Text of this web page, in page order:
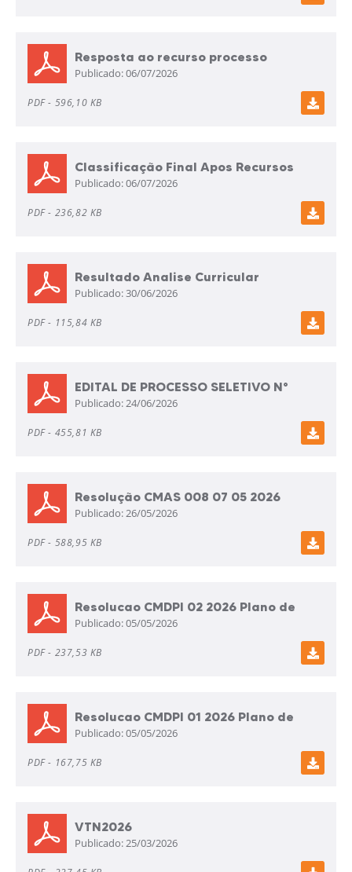
Resposta ao recurso processo
seletivo 01 2026
Publicado:06/07/2026
PDF - 596,10 KB
Classificação Final Apos Recursos
processo seletivo 01 2026
Publicado:06/07/2026
PDF - 236,82 KB
Resultado Analise Curricular
PROCESSO SELETIVO PÚBLICO
Publicado:30/06/2026
PDF - 115,84 KB
EDITAL DE PROCESSO SELETIVO N°
001/2026
Publicado:24/06/2026
PDF - 455,81 KB
Resolução CMAS 008 07 05 2026
Publicado:26/05/2026
PDF - 588,95 KB
Resolucao CMDPI 02 2026 Plano de
Aplicacao FMDCI
Publicado:05/05/2026
PDF - 237,53 KB
Resolucao CMDPI 01 2026 Plano de
Acao
Publicado:05/05/2026
PDF - 167,75 KB
VTN2026
Publicado:25/03/2026